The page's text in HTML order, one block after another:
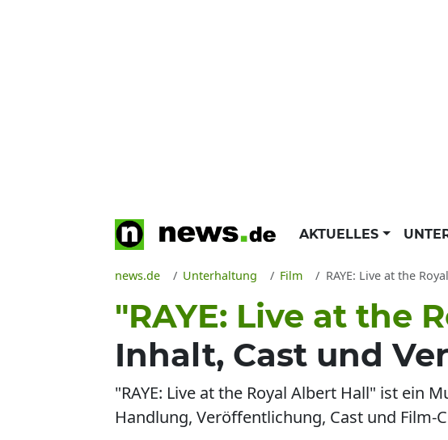
AKTUELLES
news.de Unterhaltung Film RAYE: Live at the Royal
"RAYE: Live at the
Inhalt, Cast und
"RAYE: Live at the Royal Albert Hall" ist ein
Handlung, Veröffentlichung, Cast und Film-